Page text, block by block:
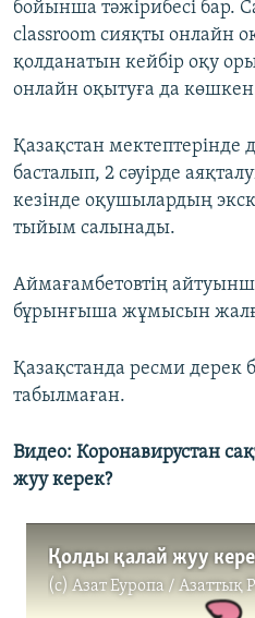
бойынша тәжірибесі бар.
classroom сияқты онлайн
қолданатын кейбір оқу
онлайн оқытуға да
Қазақстан мектептерінде
басталып, 2 сәуірде
кезінде оқушылардың
тыйым салынады.
Аймағамбетовтің
бұрынғыша жұмысын
Қазақстанда ресми дерек
табылмаған.
Видео: Коронавирустан
жуу керек?
Қолды қалай жуу
(c) Азат Еуропа / Азаттық